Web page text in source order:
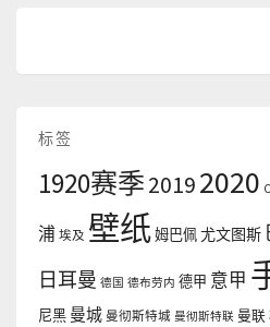
标签
1920赛季20192020
浦 埃及 壁纸姆巴佩尤文图斯
日耳曼 德国 德布劳内 德甲 意甲
尼黑 曼城 曼彻斯特城 曼彻斯特联 曼联